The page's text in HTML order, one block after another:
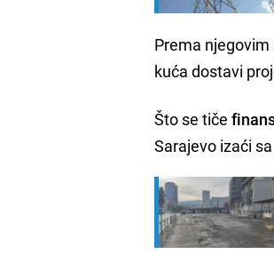
Prema njegovim
kuća dostavi
Što se tiče
Sarajevo izaći